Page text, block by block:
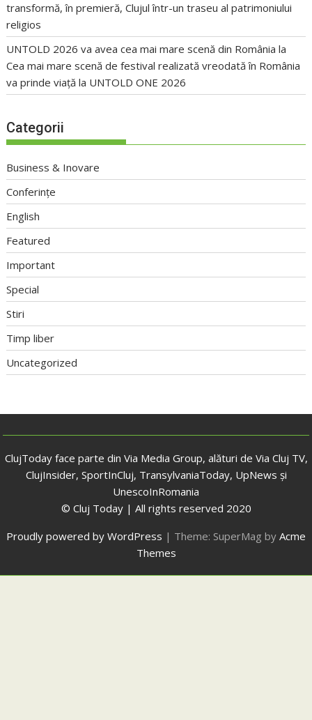
transformă, în premieră, Clujul într-un traseu al patrimoniului
religios
UNTOLD 2026 va avea cea mai mare scenă din România la
Cea mai mare scenă de festival realizată vreodată în România
va prinde viață la UNTOLD ONE 2026
Categorii
Business & Inovare
Conferințe
English
Featured
Important
Special
Stiri
Timp liber
Uncategorized
ClujToday face parte din Via Media Group, alături de Via Cluj TV,
ClujInsider, SportInCluj, TransylvaniaToday, UpNews și
UnescoInRomania
© Cluj Today | All rights reserved 2020
Proudly powered by WordPress | Theme: SuperMag by Acme
Themes